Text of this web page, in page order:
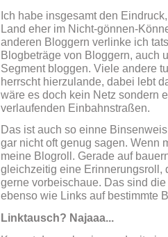
Ich habe insgesamt den
Land eher im Nicht-gönnen-
anderen Bloggern verlinke ich
Blogbeträge von Bloggern, auch
Segment bloggen. Viele andere
herrscht hierzulande, dabei lebt
wäre es doch kein Netz sondern
verlaufenden Einbahnstraßen.
Das ist auch so einne
gar nicht oft genug sagen. Wenn
meine Blogroll. Gerade auf
gleichzeitig eine Erinnerungsroll,
gerne vorbeischaue. Das sind
ebenso wie Links auf bestimmte
Linktausch? Najaaa...